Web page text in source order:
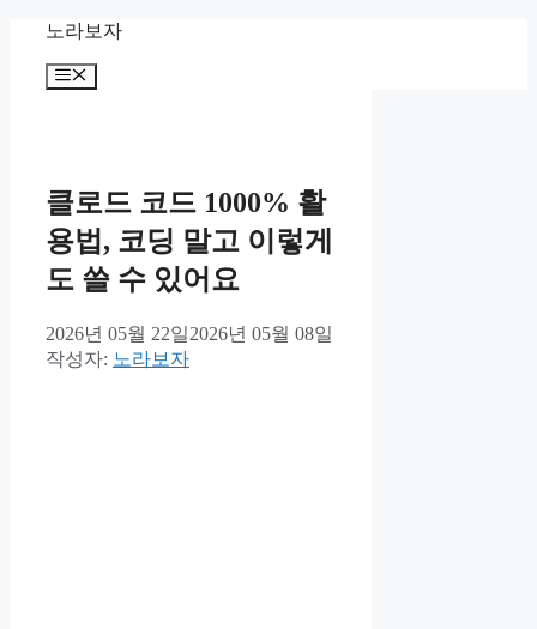
노라보자
메
클로드 코드 1000% 활
용법, 코딩 말고 이렇게
도 쓸 수 있어요
2026년 05월 22일2026년 05월 08일
작성자: 노라보자